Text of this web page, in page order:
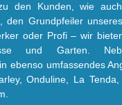
den Kunden, wie
den Grundpfeiler
oder Profi – wir
und Garten.
ebenso umfassendes
Onduline, La